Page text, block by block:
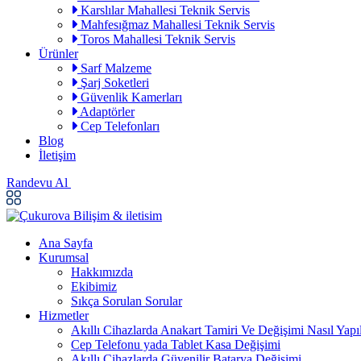
Karslılar Mahallesi Teknik Servis
Mahfesığmaz Mahallesi Teknik Servis
Toros Mahallesi Teknik Servis
Ürünler
Sarf Malzeme
Şarj Soketleri
Güvenlik Kamerları
Adaptörler
Cep Telefonları
Blog
İletişim
Randevu Al
Ana Sayfa
Kurumsal
Hakkımızda
Ekibimiz
Sıkça Sorulan Sorular
Hizmetler
Akıllı Cihazlarda Anakart Tamiri Ve Değişimi Nasıl
Cep Telefonu yada Tablet Kasa Değişimi